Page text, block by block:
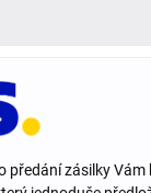
předání zásilky Vám